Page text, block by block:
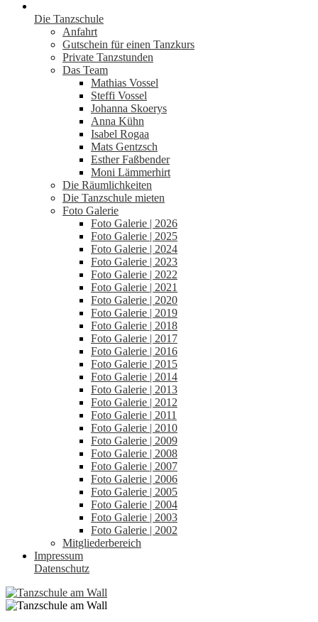
Die Tanzschule
Anfahrt
Gutschein für einen Tanzkurs
Private Tanzstunden
Das Team
Mathias Vossel
Steffi Vossel
Johanna Skoerys
Anna Kühn
Isabel Rogaa
Mats Gentzsch
Esther Faßbender
Moni Lämmerhirt
Die Räumlichkeiten
Die Tanzschule mieten
Foto Galerie
Foto Galerie | 2026
Foto Galerie | 2025
Foto Galerie | 2024
Foto Galerie | 2023
Foto Galerie | 2022
Foto Galerie | 2021
Foto Galerie | 2020
Foto Galerie | 2019
Foto Galerie | 2018
Foto Galerie | 2017
Foto Galerie | 2016
Foto Galerie | 2015
Foto Galerie | 2014
Foto Galerie | 2013
Foto Galerie | 2012
Foto Galerie | 2011
Foto Galerie | 2010
Foto Galerie | 2009
Foto Galerie | 2008
Foto Galerie | 2007
Foto Galerie | 2006
Foto Galerie | 2005
Foto Galerie | 2004
Foto Galerie | 2003
Foto Galerie | 2002
Mitgliederbereich
Impressum
Datenschutz